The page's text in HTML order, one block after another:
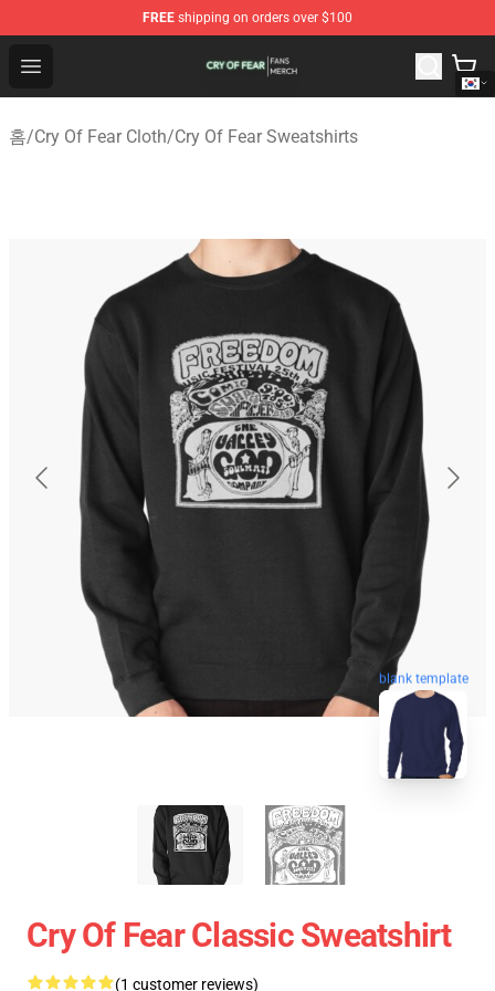
FREE shipping on orders over $100
Open menu
Cry Of Fear Shop - Official Cry Of Fear Merchandise Store
홈/Cry Of Fear Cloth/Cry Of Fear Sweatshirts
blank template
Cry Of Fear Classic Sweatshirt
(1 customer reviews)